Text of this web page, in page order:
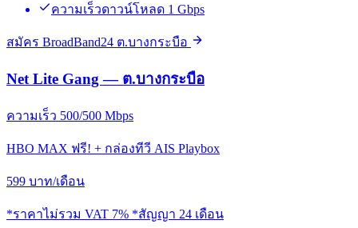
ความเร็วดาวน์โหลด 1 Gbps
สมัคร BroadBand24 ต.บางกระบือ
Net Lite Gang — ต.บางกระบือ
ความเร็ว 500/500 Mbps
HBO MAX ฟรี! + กล่องทีวี AIS Playbox
599 บาท/เดือน
*ราคาไม่รวม VAT 7% *สัญญา 24 เดือน